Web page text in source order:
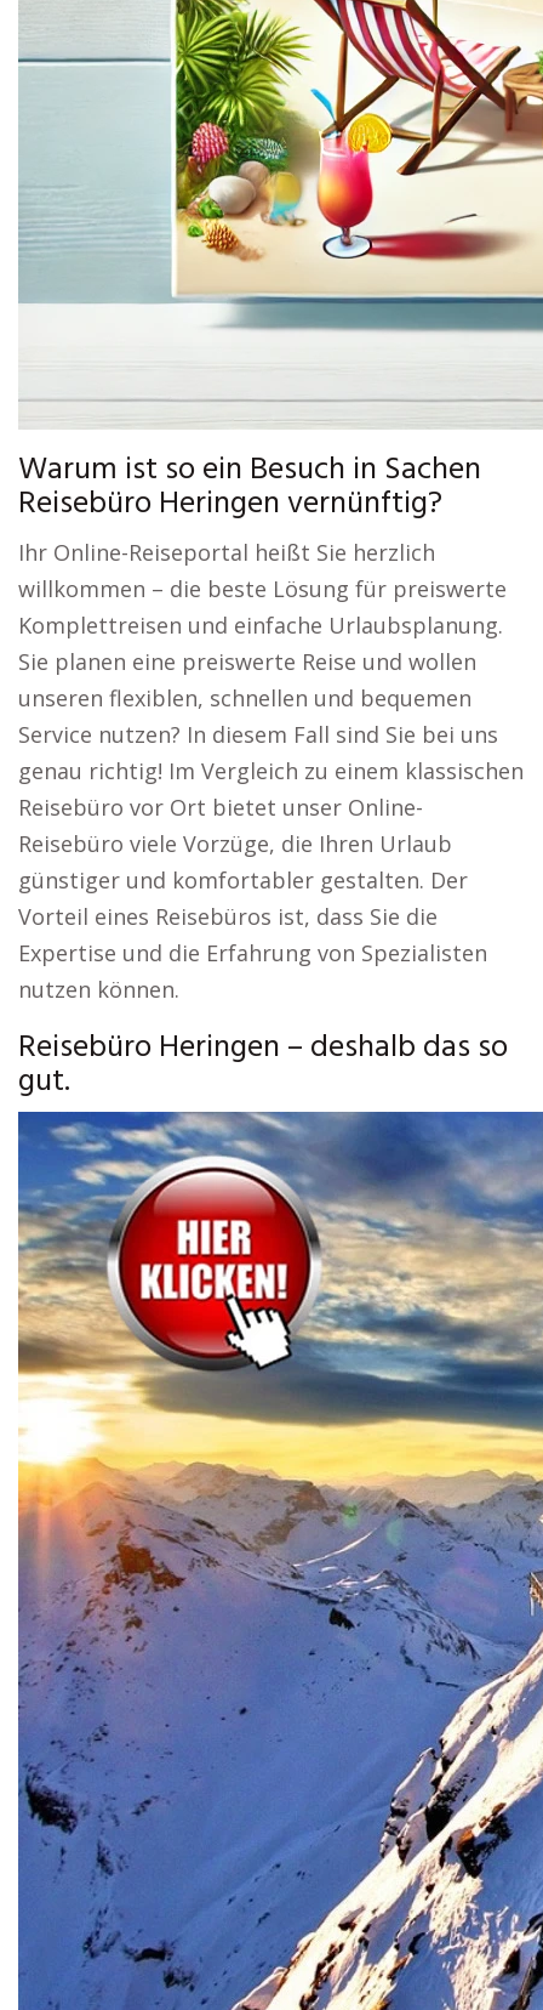
Warum ist so ein Besuch in Sachen
Reisebüro Heringen vernünftig?
Ihr Online-Reiseportal heißt Sie herzlich
willkommen – die beste Lösung für preiswerte
Komplettreisen und einfache Urlaubsplanung.
Sie planen eine preiswerte Reise und wollen
unseren flexiblen, schnellen und bequemen
Service nutzen? In diesem Fall sind Sie bei uns
genau richtig! Im Vergleich zu einem klassischen
Reisebüro vor Ort bietet unser Online-
Reisebüro viele Vorzüge, die Ihren Urlaub
günstiger und komfortabler gestalten. Der
Vorteil eines Reisebüros ist, dass Sie die
Expertise und die Erfahrung von Spezialisten
nutzen können.
Reisebüro Heringen – deshalb das so
gut.